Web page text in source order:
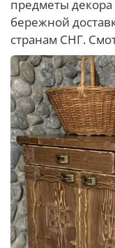
предметы декора
бережной
странам СНГ.